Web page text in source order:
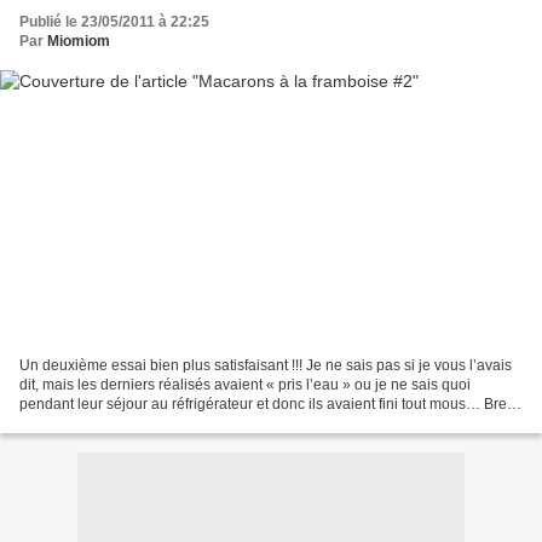
Publié le 23/05/2011 à 22:25
Par Miomiom
Un deuxième essai bien plus satisfaisant !!! Je ne sais pas si je vous l’avais
dit, mais les derniers réalisés avaient « pris l’eau » ou je ne sais quoi
pendant leur séjour au réfrigérateur et donc ils avaient fini tout mous… Bref,